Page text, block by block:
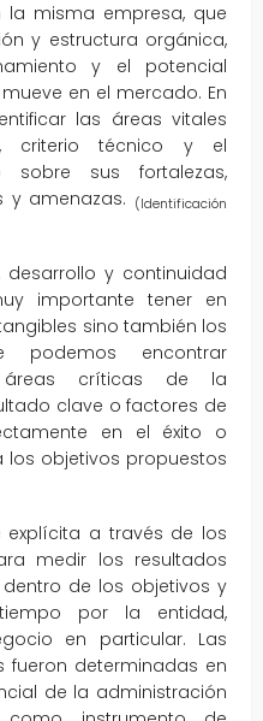
misma empresa, que
y estructura orgánica,
y el potencial
en el mercado. En
las áreas vitales
criterio técnico y el
sobre sus fortalezas,
y amenazas. (Identificación
y continuidad
importante tener en
sino también los
podemos encontrar
áreas críticas de la
clave o factores de
en el éxito o
objetivos propuestos
a través de los
medir los resultados
de los objetivos y
por la entidad,
en particular. Las
fueron determinadas en
de la administración